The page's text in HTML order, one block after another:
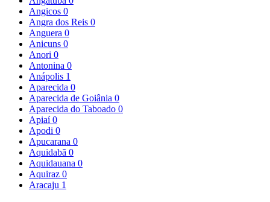
Angicos 0
Angra dos Reis 0
Anguera 0
Anicuns 0
Anori 0
Antonina 0
Anápolis 1
Aparecida 0
Aparecida de Goiânia 0
Aparecida do Taboado 0
Apiaí0
Apodi 0
Apucarana 0
Aquidabã 0
Aquidauana 0
Aquiraz 0
Aracaju 1